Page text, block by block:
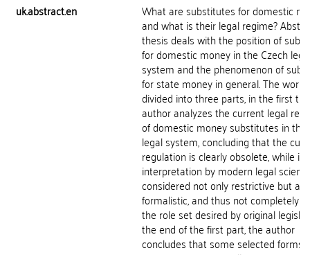
uk.abstract.en
What are substitutes for domestic
and what is their legal regime?
thesis deals with the position of
for domestic money in the Czech
system and the phenomenon of
for state money in general. The work
divided into three parts, in the first the
author analyzes the current legal
of domestic money substitutes in the
legal system, concluding that the
regulation is clearly obsolete, while its
interpretation by modern legal
considered not only restrictive but
formalistic, and thus not completely
the role set desired by original
the end of the first part, the author
concludes that some selected forms